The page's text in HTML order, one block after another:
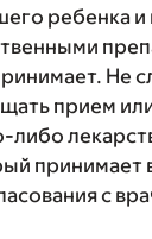
ребенка и
Не
прием
либо
принимает
с